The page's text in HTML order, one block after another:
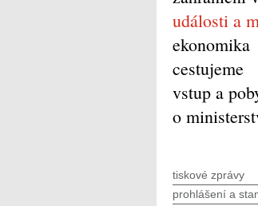
události a
ekonomika
cestujeme
vstup a
o
tiskové zprávy
prohlášení a